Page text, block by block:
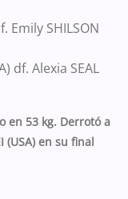
Emily SHILSON
df. Alexia SEAL
en 53 kg. Derrotó a
en su final